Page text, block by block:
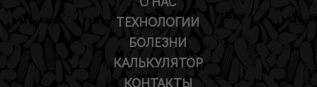
ТЕХНОЛОГИИ
БОЛЕЗНИ
КАЛЬКУЛЯТОР
КОНТАКТЫ